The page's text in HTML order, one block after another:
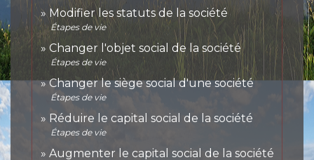
Modifier les statuts de la société
Étapes de vie
Changer l'objet social de la société
Étapes de vie
Changer le siège social d'une société
Étapes de vie
Réduire le capital social de la société
Étapes de vie
Augmenter le capital social de la société